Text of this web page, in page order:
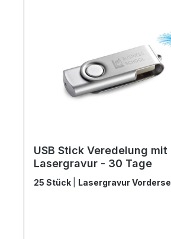
USB Stick Veredelung mit
Lasergravur - 30 Tage
25 Stück Lasergravur